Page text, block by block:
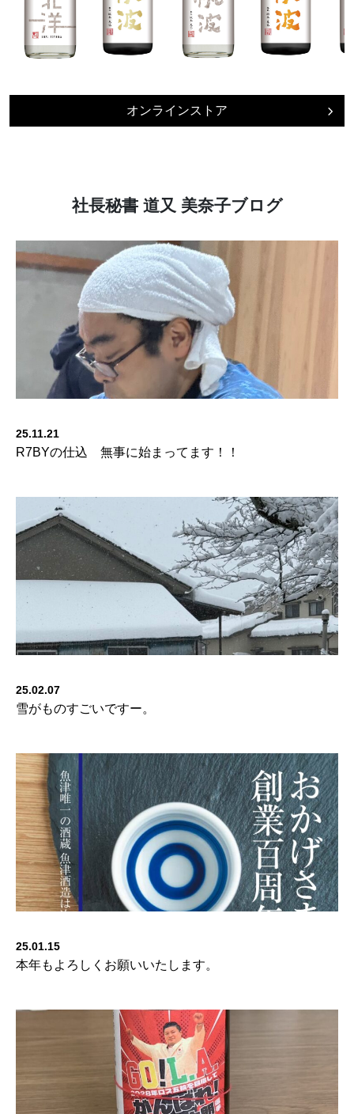
オンラインストア
社長秘書 道又 美奈子ブログ
25.11.21
R7BYの仕込 無事に始まってます！！
25.02.07
雪がものすごいですー。
25.01.15
本年もよろしくお願いいたします。